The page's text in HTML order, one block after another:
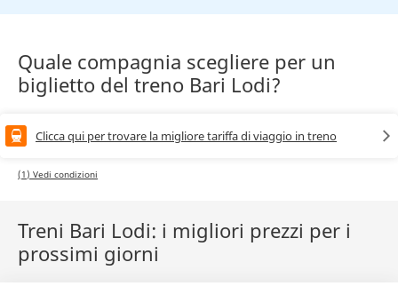
Quale compagnia scegliere per un
biglietto del treno Bari Lodi?
Clicca qui per trovare la migliore tariffa di viaggio in treno
(1) Vedi condizioni
Treni Bari Lodi: i migliori prezzi per i
prossimi giorni